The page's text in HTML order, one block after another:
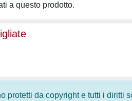
a questo prodotto.
protetti da copyright e tutti i diritti